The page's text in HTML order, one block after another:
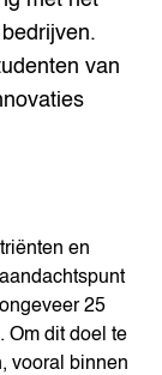
van
en
25
Om dit doel te
vooral binnen